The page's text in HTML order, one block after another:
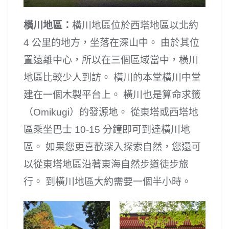
橫川地區： 橫川地區位於西塔地區以北約
4 公里的地方，坐落在深山中。 由於其位
置遠離中心，所以在三個區域當中，橫川
地區比較少人到訪。 橫川的本堂橫川中堂
建在一個木製平台上。 橫川也是算命求籤
（Omikugi）的發源地。 從東塔或西塔地
區乘坐巴士 10-15 分鐘即可到達橫川地
區。 如果您更喜歡深入探索自然，您還可
以從東塔地區沿著東海自然步道徒步旅
行。 到橫川地區大約需要一個半小時。